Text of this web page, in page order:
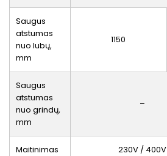
Saugus
atstumas
nuo lubų,
mm
1150
Saugus
atstumas
nuo grindų,
mm
–
Maitinimas 230V / 400V